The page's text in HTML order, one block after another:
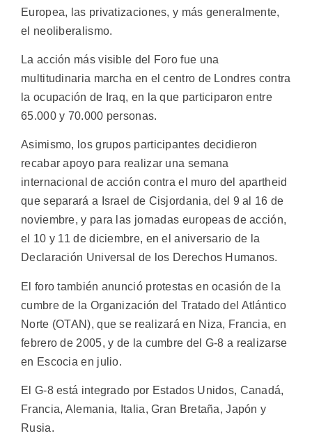
Europea, las privatizaciones, y más generalmente,
el neoliberalismo.
La acción más visible del Foro fue una
multitudinaria marcha en el centro de Londres contra
la ocupación de Iraq, en la que participaron entre
65.000 y 70.000 personas.
Asimismo, los grupos participantes decidieron
recabar apoyo para realizar una semana
internacional de acción contra el muro del apartheid
que separará a Israel de Cisjordania, del 9 al 16 de
noviembre, y para las jornadas europeas de acción,
el 10 y 11 de diciembre, en el aniversario de la
Declaración Universal de los Derechos Humanos.
El foro también anunció protestas en ocasión de la
cumbre de la Organización del Tratado del Atlántico
Norte (OTAN), que se realizará en Niza, Francia, en
febrero de 2005, y de la cumbre del G-8 a realizarse
en Escocia en julio.
El G-8 está integrado por Estados Unidos, Canadá,
Francia, Alemania, Italia, Gran Bretaña, Japón y
Rusia.